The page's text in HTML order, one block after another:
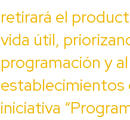
retirará el
vida útil,
programación y
establecimientos
iniciativa